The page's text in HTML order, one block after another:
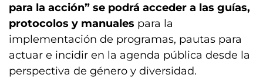
para la acción” se podrá acceder a las guías,
protocolos y manuales para la
implementación de programas, pautas para
actuar e incidir en la agenda pública desde la
perspectiva de género y diversidad.